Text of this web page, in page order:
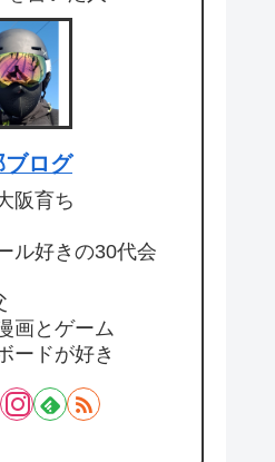
ブログ
阪育ち
ル好きの30代会
画とゲーム
ードが好き